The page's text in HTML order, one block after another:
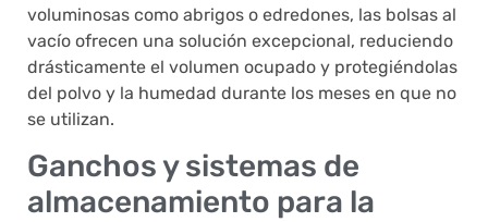
voluminosas como abrigos o edredones, las bolsas al
vacío ofrecen una solución excepcional, reduciendo
drásticamente el volumen ocupado y protegiéndolas
del polvo y la humedad durante los meses en que no
se utilizan.
Ganchos y sistemas de
almacenamiento para la